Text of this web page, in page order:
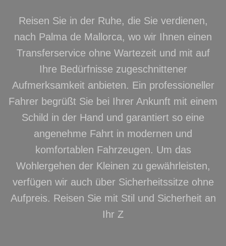
Reisen Sie in der Ruhe, die Sie verdienen,
nach Palma de Mallorca, wo wir Ihnen einen
Transferservice ohne Wartezeit und mit auf
Ihre Bedürfnisse zugeschnittener
Aufmerksamkeit anbieten. Ein professioneller
Fahrer begrüßt Sie bei Ihrer Ankunft mit einem
Schild in der Hand und garantiert so eine
angenehme Fahrt in modernen und
komfortablen Fahrzeugen. Um das
Wohlergehen der Kleinen zu gewährleisten,
verfügen wir auch über Sicherheitssitze ohne
Aufpreis. Reisen Sie mit Stil und Sicherheit an
Ihr Z